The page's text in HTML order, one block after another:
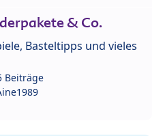
& Co.
Basteltipps und vieles
Beiträge